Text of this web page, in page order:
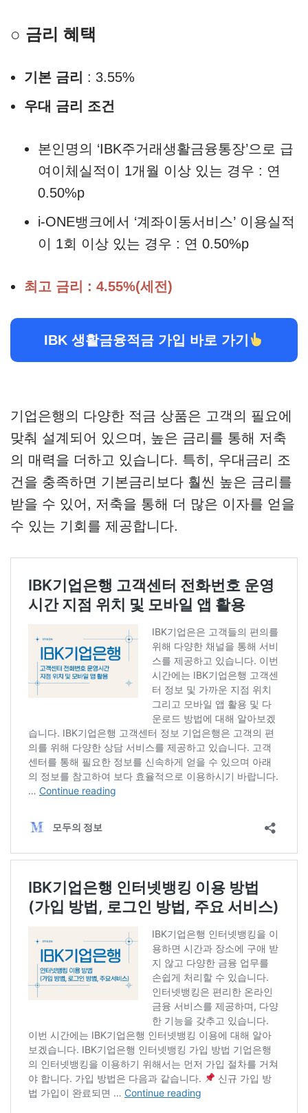
○ 금리 혜택
기본 금리 : 3.55%
우대 금리 조건
본인명의 ‘IBK주거래생활금융통장’으로 급
여이체실적이 1개월 이상 있는 경우 : 연
0.50%p
i-ONE뱅크에서 ‘계좌이동서비스’ 이용실적
이 1회 이상 있는 경우 : 연 0.50%p
최고 금리 : 4.55%(세전)
IBK 생활금융적금 가입 바로 가기
기업은행의 다양한 적금 상품은 고객의 필요에
맞춰 설계되어 있으며, 높은 금리를 통해 저축
의 매력을 더하고 있습니다. 특히, 우대금리 조
건을 충족하면 기본금리보다 훨씬 높은 금리를
받을 수 있어, 저축을 통해 더 많은 이자를 얻을
수 있는 기회를 제공합니다.